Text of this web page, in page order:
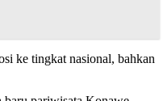
ke tingkat nasional, bahkan